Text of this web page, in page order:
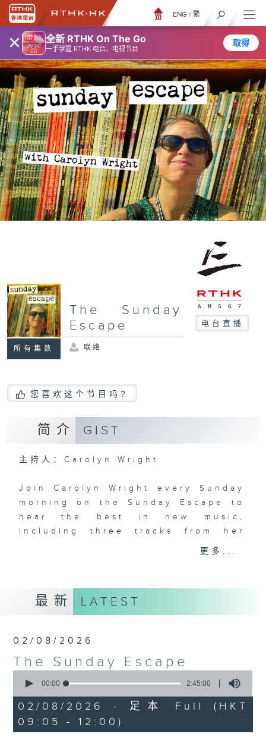
× 全新 RTHK On The Go
一手掌握 RTHK 电台、电视节目
取得
ENG / 繁
所有集数
The Sunday
Escape
电台直播
联络
您喜欢这个节目吗?
简介 GIST
主持人：Carolyn Wright
Join Carolyn Wright every Sunday
morning on the Sunday Escape to
hear the best in new music,
including three tracks from her
album of the week, along with a
guests from all over the city and
beyond. There's also occasional
live music in the studio and all
events in Hong Kong.
Review”, now a Sunday Escape
institution, a feature perfectly
designed to complement the most
eclectic mix of weekend (or is it
更多...
最新 LATEST
02/08/2026
The Sunday Escape
seconds
2
hours,
45
minutes,
00:00 2:45:00
02/08/2026 - 足本 Full (HKT
09:05 - 12:00)